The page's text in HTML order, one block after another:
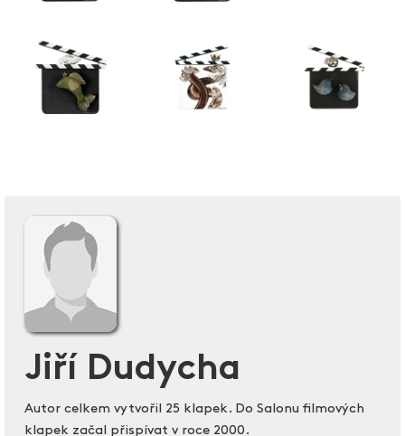
Jiří Dudycha
Autor celkem vytvořil 25 klapek. Do Salonu filmových
klapek začal přispívat v roce 2000.